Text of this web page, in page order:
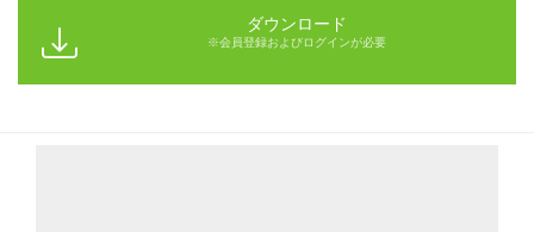
ダウンロード
※会員登録およびログインが必要